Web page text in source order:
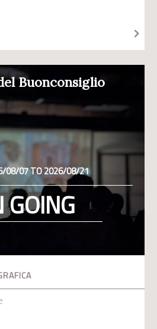
Buonconsiglio
08/07 TO 2026/08/21
GOING